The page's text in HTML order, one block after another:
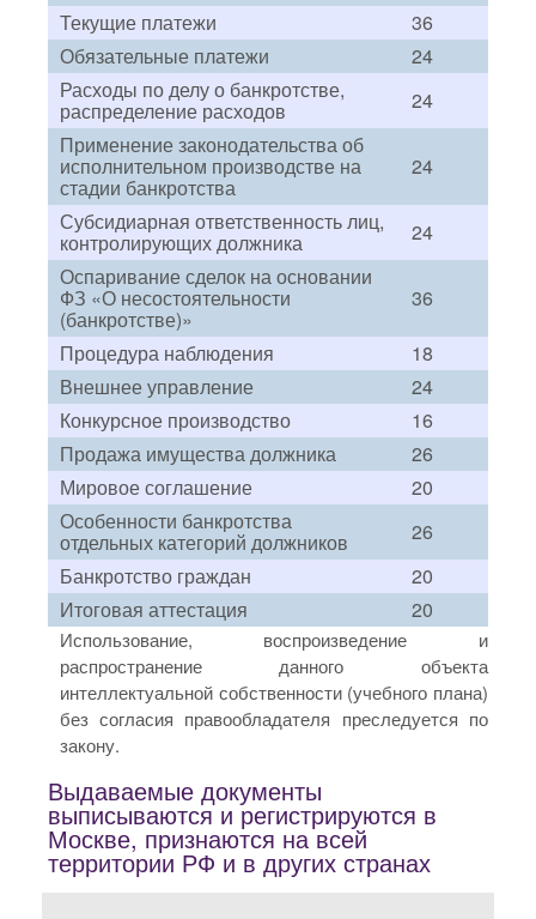
Текущие платежи
36
Обязательные платежи
24
Расходы по делу о банкротстве,
распределение расходов
24
Применение законодательства об
исполнительном производстве на
стадии банкротства
24
Субсидиарная ответственность лиц,
контролирующих должника
24
Оспаривание сделок на основании
ФЗ «О несостоятельности
(банкротстве)»
36
Процедура наблюдения
18
Внешнее управление
24
Конкурсное производство
16
Продажа имущества должника
26
Мировое соглашение
20
Особенности банкротства
отдельных категорий должников
26
Банкротство граждан
20
Итоговая аттестация
20
Использование, воспроизведение и
распространение данного объекта
интеллектуальной собственности (учебного плана)
без согласия правообладателя преследуется по
закону.
Выдаваемые документы
выписываются и регистрируются в
Москве, признаются на всей
территории РФ и в других странах